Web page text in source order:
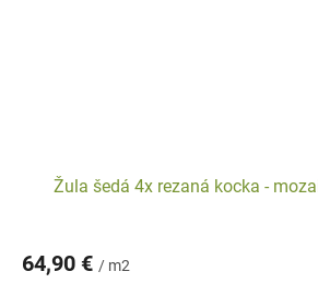
Žula šedá 4x rezaná kocka -
64,90 € / m2